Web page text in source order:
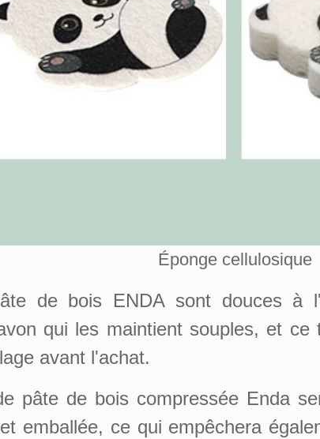
Éponge cellulosique
de bois ENDA sont douces à
qui les maintient souples, et
avant l'achat.
pâte de bois compressée Enda
emballée, ce qui empêchera